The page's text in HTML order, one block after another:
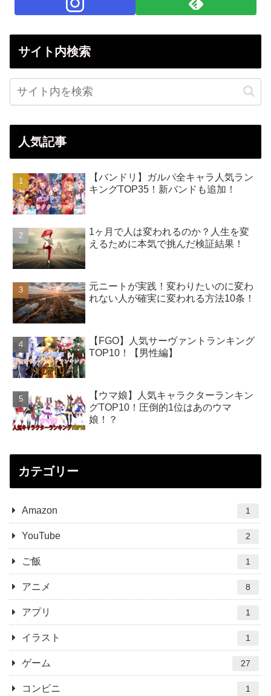
サイト内検索
人気記事
【バンドリ】ガルパ全キャラ人気ラン
キングTOP35！新バンドも追加！
1ヶ月で人は変われるのか？人生を変
えるために本気で挑んだ検証結果！
元ニートが実践！変わりたいのに変わ
れない人が確実に変われる方法10条！
【FGO】人気サーヴァントランキング
TOP10！【男性編】
【ウマ娘】人気キャラクターランキン
グTOP10！圧倒的1位はあのウマ
娘！？
カテゴリー
Amazon 1
YouTube 2
ご飯 1
アニメ 8
アプリ 1
イラスト 1
ゲーム 27
コンビニ 1